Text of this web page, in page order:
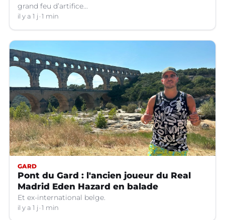
grand feu d’artifice...
il y a 1 j 1 min
GARD
Pont du Gard : l'ancien joueur du Real
Madrid Eden Hazard en balade
Et ex-international belge.
il y a 1 j 1 min